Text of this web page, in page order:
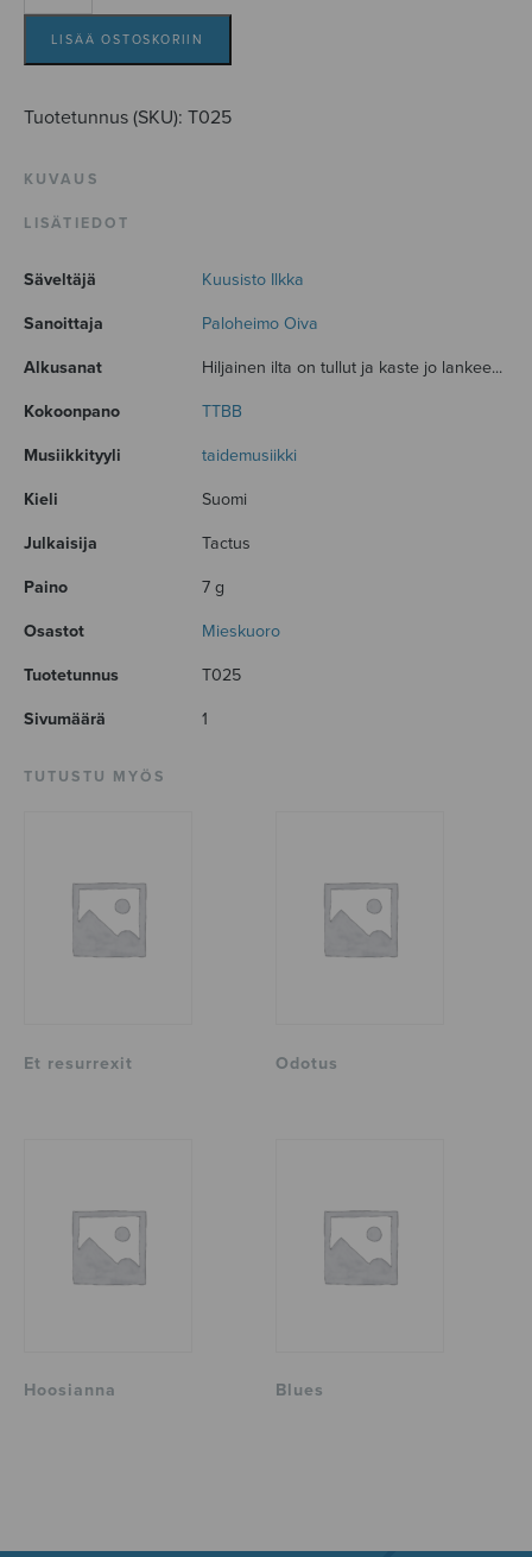
ilta,
TTBB
määrä
LISÄÄ OSTOSKORIIN
Tuotetunnus (SKU): T025
KUVAUS
LISÄTIEDOT
Säveltäjä Kuusisto Ilkka
Sanoittaja Paloheimo Oiva
Alkusanat Hiljainen ilta on tullut ja kaste jo lankee...
Kokoonpano TTBB
Musiikkityyli taidemusiikki
Kieli Suomi
Julkaisija Tactus
Paino 7 g
Osastot Mieskuoro
Tuotetunnus T025
Sivumäärä 1
TUTUSTU MYÖS
Et resurrexit Odotus
Hoosianna Blues